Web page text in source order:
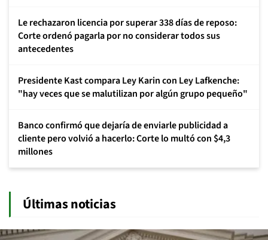
Le rechazaron licencia por superar 338 días de reposo:
Corte ordenó pagarla por no considerar todos sus
antecedentes
Presidente Kast compara Ley Karin con Ley Lafkenche:
"hay veces que se malutilizan por algún grupo pequeño"
Banco confirmó que dejaría de enviarle publicidad a
cliente pero volvió a hacerlo: Corte lo multó con $4,3
millones
Últimas noticias